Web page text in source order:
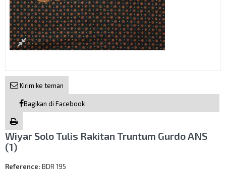
Kirim ke teman
Bagikan di Facebook
Wiyar Solo Tulis Rakitan Truntum Gurdo ANS
(1)
Reference: BDR 195